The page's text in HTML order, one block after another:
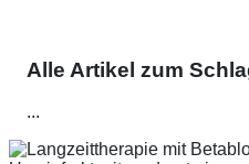
Alle Artikel zum
...